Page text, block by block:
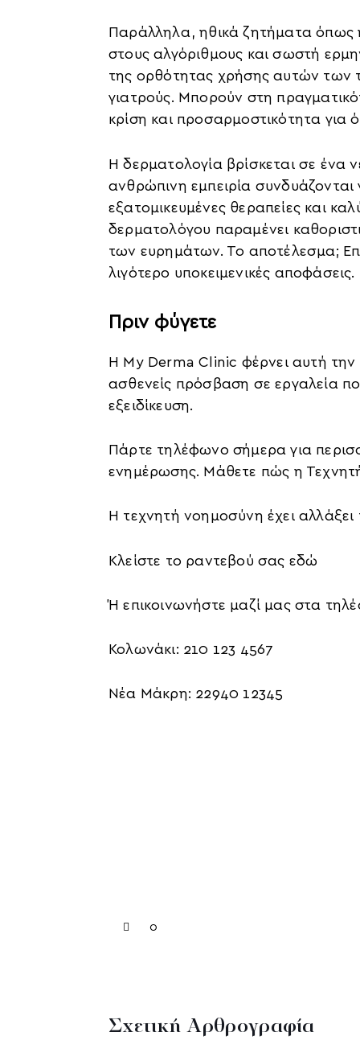
Παράλληλα, ηθικά ζητήματα
στους αλγόριθμους και σωστή
της ορθότητας χρήσης αυτών των
γιατρούς. Μπορούν στη
κρίση και προσαρμοστικότητα για
Η δερματολογία βρίσκεται σε ένα
ανθρώπινη εμπειρία
εξατομικευμένες θεραπείες και
δερματολόγου παραμένει
των ευρημάτων. Το αποτέλεσμα;
λιγότερο υποκειμενικές αποφάσεις.
Πριν φύγετε
Η My Derma Clinic φέρνει αυτή
ασθενείς πρόσβαση σε εργαλεία
εξειδίκευση.
Πάρτε τηλέφωνο σήμερα για
ενημέρωσης. Μάθετε πώς η
Η τεχνητή νοημοσύνη έχει
Κλείστε το ραντεβού σας εδώ
Ή επικοινωνήστε μαζί μας στα
Κολωνάκι: 210 123 4567
Νέα Μάκρη: 22940 12345
0
Σχετική Αρθρογραφία